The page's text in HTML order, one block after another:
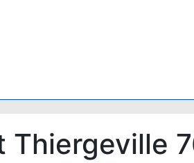
Thiergeville